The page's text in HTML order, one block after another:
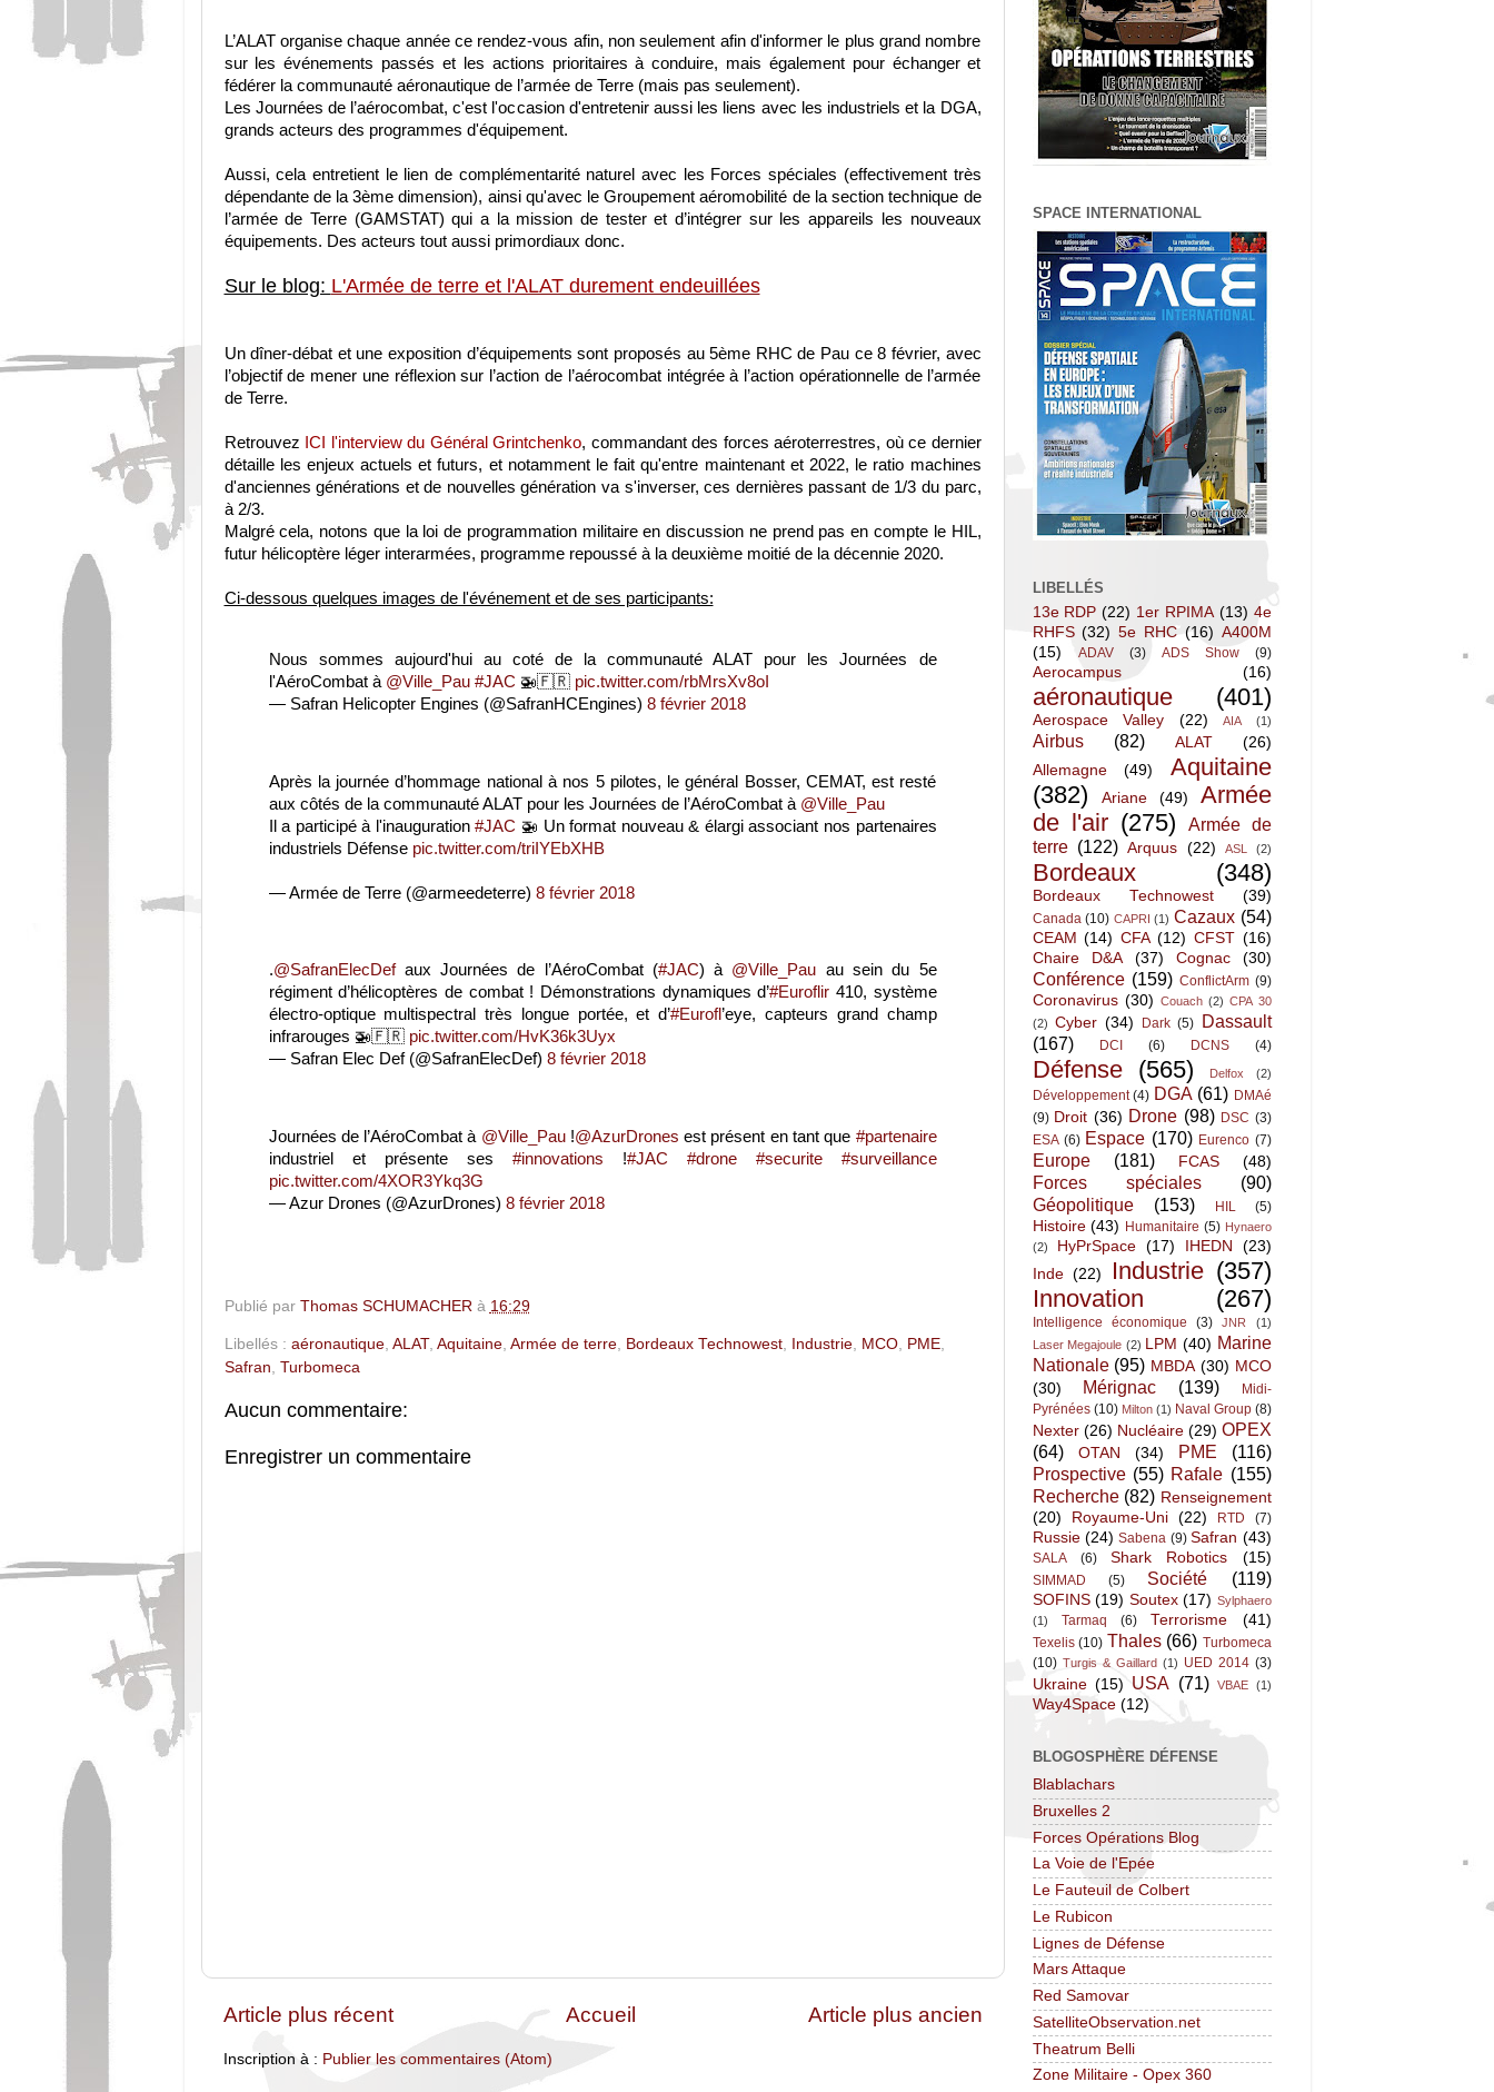
L’ALAT organise chaque année ce rendez-vous afin, non seulement afin d'informer le plus grand nombre
sur les événements passés et les actions prioritaires à conduire, mais également pour échanger et
fédérer la communauté aéronautique de l’armée de Terre (mais pas seulement).
Les Journées de l’aérocombat, c'est l'occasion d'entretenir aussi les liens avec les industriels et la DGA,
grands acteurs des programmes d'équipement.
Aussi, cela entretient le lien de complémentarité naturel avec les Forces spéciales (effectivement très
dépendante de la 3ème dimension), ainsi qu'avec le Groupement aéromobilité de la section technique de
l’armée de Terre (GAMSTAT) qui a la mission de tester et d’intégrer sur les appareils les nouveaux
équipements. Des acteurs tout aussi primordiaux donc.
Sur le blog: L'Armée de terre et l'ALAT durement endeuillées
Un dîner-débat et une exposition d’équipements sont proposés au 5ème RHC de Pau ce 8 février, avec
l’objectif de mener une réflexion sur l’action de l’aérocombat intégrée à l’action opérationnelle de l’armée
de Terre.
Retrouvez ICI l'interview du Général Grintchenko, commandant des forces aéroterrestres, où ce dernier
détaille les enjeux actuels et futurs, et notamment le fait qu'entre maintenant et 2022, le ratio machines
d'anciennes générations et de nouvelles génération va s'inverser, ces dernières passant de 1/3 du parc,
à 2/3.
Malgré cela, notons que la loi de programmation militaire en discussion ne prend pas en compte le HIL,
futur hélicoptère léger interarmées, programme repoussé à la deuxième moitié de la décennie 2020.
Ci-dessous quelques images de l'événement et de ses participants:
Nous sommes aujourd'hui au coté de la communauté ALAT pour les Journées de
l'AéroCombat à @Ville_Pau #JAC 🚁🇫🇷 pic.twitter.com/rbMrsXv8oI
— Safran Helicopter Engines (@SafranHCEngines) 8 février 2018
Après la journée d’hommage national à nos 5 pilotes, le général Bosser, CEMAT, est resté
aux côtés de la communauté ALAT pour les Journées de l’AéroCombat à @Ville_Pau
Il a participé à l'inauguration#JAC 🚁 Un format nouveau & élargi associant nos partenaires
industriels Défense pic.twitter.com/triIYEbXHB
— Armée de Terre (@armeedeterre) 8 février 2018
.@SafranElecDefaux Journées de l’AéroCombat (#JAC) à @Ville_Pau au sein du 5e
régiment d’hélicoptères de combat ! Démonstrations dynamiques d’#Euroflir 410, système
électro-optique multispectral très longue portée, et d’#Eurofl’eye, capteurs grand champ
infrarouges 🚁🇫🇷 pic.twitter.com/HvK36k3Uyx
— Safran Elec Def (@SafranElecDef) 8 février 2018
Journées de l’AéroCombat à @Ville_Pau!@AzurDrones est présent en tant que #partenaire
industriel et présente ses #innovations !#JAC #drone #securite
#surveillance
pic.twitter.com/4XOR3Ykq3G
— Azur Drones (@AzurDrones) 8 février 2018
Publié par Thomas SCHUMACHER à 16:29
Libellés : aéronautique, ALAT, Aquitaine, Armée de terre, Bordeaux Technowest, Industrie, MCO, PME,
Safran, Turbomeca
Aucun commentaire:
Enregistrer un commentaire
Article plus récent Article plus ancien
Accueil
Inscription à : Publier les commentaires (Atom)
SPACE INTERNATIONAL
LIBELLÉS
13e RDP (22) 1er RPIMA (13) 4e
RHFS (32) 5e RHC (16) A400M
(15)
ADAV (3) ADS Show (9)
Aerocampus (16)
aéronautique (401)
Aerospace Valley (22) AIA (1)
Airbus (82) ALAT
(26)
Allemagne
(49)
Aquitaine
(382)
Ariane (49)
Armée
de l'air (275)
Armée de
terre (122) Arquus (22) ASL (2)
Bordeaux (348)
Bordeaux Technowest (39)
Canada (10) CAPRI (1) Cazaux (54)
CEAM (14) CFA (12) CFST (16)
Chaire D&A
(37) Cognac (30)
Conférence (159) ConflictArm (9)
Coronavirus (30) Couach (2) CPA 30
(2) Cyber (34) Dark (5) Dassault
(167)
DCI (6) DCNS (4)
Défense (565) Delfox (2)
Développement (4) DGA (61) DMAé
(9) Droit (36) Drone (98) DSC (3)
ESA (6) Espace (170) Eurenco (7)
Europe (181) FCAS (48)
Forces spéciales
(90)
Géopolitique
(153) HIL (5)
Histoire (43) Humanitaire (5) Hynaero
(2)
HyPrSpace (17) IHEDN
(23)
Inde (22) Industrie (357)
Innovation
(267)
Intelligence économique (3) JNR
(1)
Laser Megajoule (2) LPM (40) Marine
Nationale (95) MBDA (30) MCO
(30)
Mérignac (139)
Midi-
Pyrénées (10) Milton (1) Naval Group (8)
Nexter (26) Nucléaire (29) OPEX
(64)
OTAN (34) PME
(116)
Prospective (55) Rafale (155)
Recherche (82) Renseignement
(20)
Royaume-Uni (22) RTD (7)
Russie (24) Sabena (9) Safran (43)
SALA (6) Shark Robotics (15)
SIMMAD (5) Société (119)
SOFINS (19) Soutex (17) Sylphaero
(1)
Tarmaq (6) Terrorisme (41)
Texelis (10) Thales (66) Turbomeca
(10) Turgis & Gaillard (1) UED 2014 (3)
Ukraine (15) USA (71) VBAE (1)
Way4Space (12)
BLOGOSPHÈRE DÉFENSE
Blablachars
Bruxelles 2
Forces Opérations Blog
La Voie de l'Epée
Le Fauteuil de Colbert
Le Rubicon
Lignes de Défense
Mars Attaque
Red Samovar
SatelliteObservation.net
Theatrum Belli
Zone Militaire - Opex 360